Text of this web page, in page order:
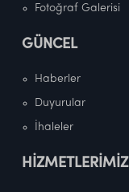
Fotoğraf Galerisi
GÜNCEL
Haberler
Duyurular
İhaleler
HİZMETLERİMİZ